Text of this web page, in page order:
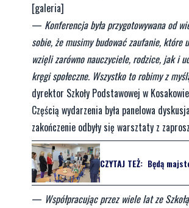
[galeria]
— Konferencja była przygotowywana od
sobie, że musimy budować zaufanie,
wzięli zarówno nauczyciele, rodzice, jak i
kręgi społeczne. Wszystko to robimy z
dyrektor Szkoły Podstawowej w Kosakowie
Częścią wydarzenia była panelowa
zakończenie odbyły się warsztaty z
CZYTAJ TEŻ: Będą
— Współpracując przez wiele lat ze